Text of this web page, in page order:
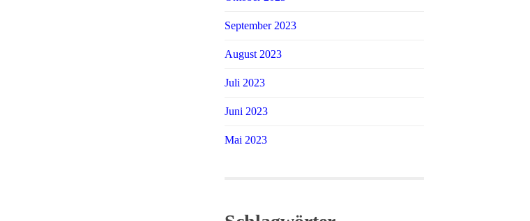
September 2023
August 2023
Juli 2023
Juni 2023
Mai 2023